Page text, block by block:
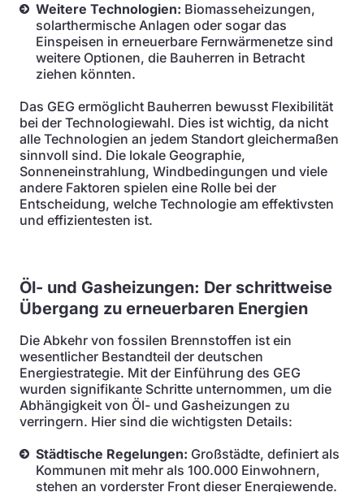
Weitere Technologien: Biomasseheizungen,
solarthermische Anlagen oder sogar das
Einspeisen in erneuerbare Fernwärmenetze sind
weitere Optionen, die Bauherren in Betracht
ziehen könnten.
Das GEG ermöglicht Bauherren bewusst Flexibilität
bei der Technologiewahl. Dies ist wichtig, da nicht
alle Technologien an jedem Standort gleichermaßen
sinnvoll sind. Die lokale Geographie,
Sonneneinstrahlung, Windbedingungen und viele
andere Faktoren spielen eine Rolle bei der
Entscheidung, welche Technologie am effektivsten
und effizientesten ist.
Öl- und Gasheizungen: Der schrittweise
Übergang zu erneuerbaren Energien
Die Abkehr von fossilen Brennstoffen ist ein
wesentlicher Bestandteil der deutschen
Energiestrategie. Mit der Einführung des GEG
wurden signifikante Schritte unternommen, um die
Abhängigkeit von Öl- und Gasheizungen zu
verringern. Hier sind die wichtigsten Details:
Städtische Regelungen: Großstädte, definiert als
Kommunen mit mehr als 100.000 Einwohnern,
stehen an vorderster Front dieser Energiewende.